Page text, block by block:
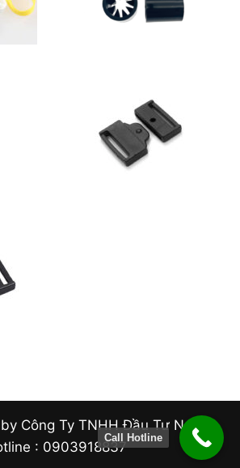
Công Ty TNHH Đầu Tư Nam
: 0903918837
Call Hotline